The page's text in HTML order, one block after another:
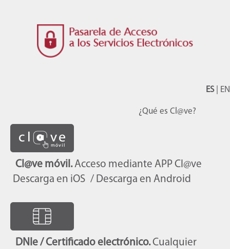
ES| EN
¿Qué es Cl@ve?
Cl@ve móvil.Acceso mediante APP Cl@ve
Descarga en iOS / Descarga en Android
DNIe / Certificado electrónico.Cualquier